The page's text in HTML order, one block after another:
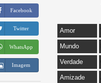
Facebook
Twitter
WhatsApp
Imagem
Amor
Mundo
Verdade
Amizade